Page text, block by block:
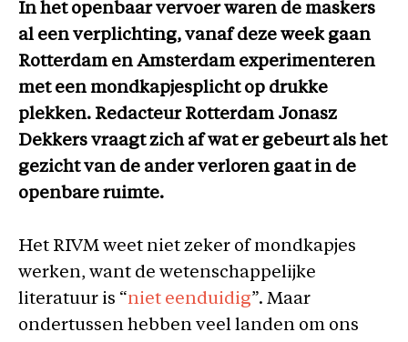
In het openbaar vervoer waren de maskers
al een verplichting, vanaf deze week gaan
Rotterdam en Amsterdam experimenteren
met een mondkapjesplicht op drukke
plekken. Redacteur Rotterdam Jonasz
Dekkers vraagt zich af wat er gebeurt als het
gezicht van de ander verloren gaat in de
openbare ruimte.
Het RIVM weet niet zeker of mondkapjes
werken, want de wetenschappelijke
literatuur is “niet eenduidig”. Maar
ondertussen hebben veel landen om ons